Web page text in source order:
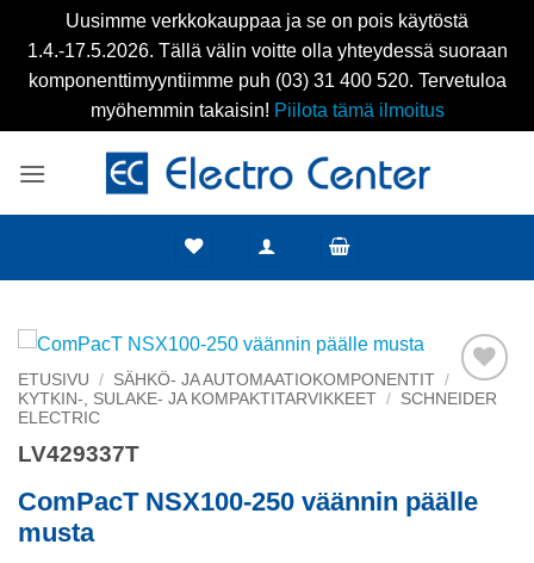
Uusimme verkkokauppaa ja se on pois käytöstä
1.4.-17.5.2026. Tällä välin voitte olla yhteydessä suoraan
komponenttimyyntiimme puh (03) 31 400 520. Tervetuloa
myöhemmin takaisin! Piilota tämä ilmoitus
Add to
ETUSIVU / SÄHKÖ- JA AUTOMAATIOKOMPONENTIT /
KYTKIN-, SULAKE- JA KOMPAKTITARVIKKEET / SCHNEIDER
ELECTRIC
LV429337T
ComPacT NSX100-250 väännin päälle
musta